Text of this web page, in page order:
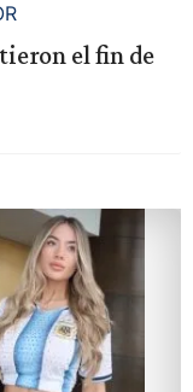
el fin de